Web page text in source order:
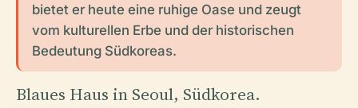
bietet er heute eine ruhige Oase und zeugt
vom kulturellen Erbe und der historischen
Bedeutung Südkoreas.
Blaues Haus in Seoul, Südkorea.